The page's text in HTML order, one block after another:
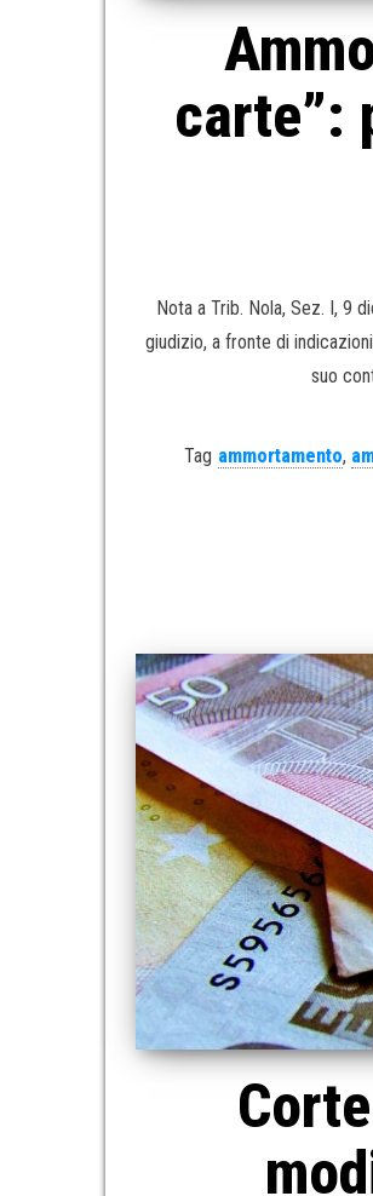
carte”:
Nota a Trib. Nola, Sez. I, 9
giudizio, a fronte di
suo
Tag ammortamento,